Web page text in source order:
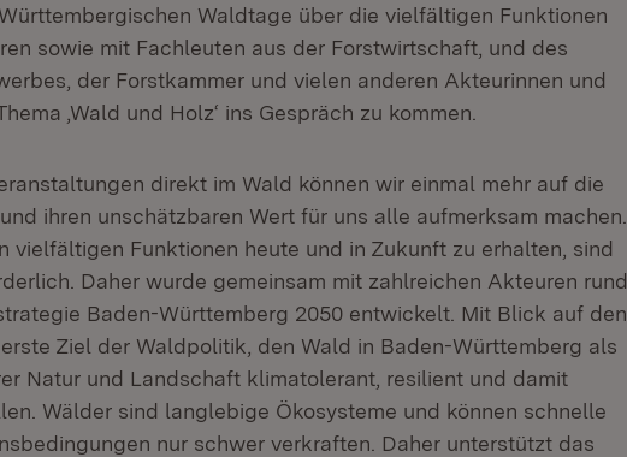
Waldtage über die vielfältigen Funktionen
sowie mit Fachleuten aus der Forstwirtschaft, und des
der Forstkammer und vielen anderen Akteurinnen und
‚Wald und Holz‘ ins Gespräch zu kommen.
direkt im Wald können wir einmal mehr auf die
ihren unschätzbaren Wert für uns alle aufmerksam machen.
vielfältigen Funktionen heute und in Zukunft zu erhalten, sind
Daher wurde gemeinsam mit zahlreichen Akteuren rund
Baden-Württemberg 2050 entwickelt. Mit Blick auf den
Ziel der Waldpolitik, den Wald in Baden-Württemberg als
Natur und Landschaft klimatolerant, resilient und damit
Wälder sind langlebige Ökosysteme und können schnelle
nur schwer verkraften. Daher unterstützt das